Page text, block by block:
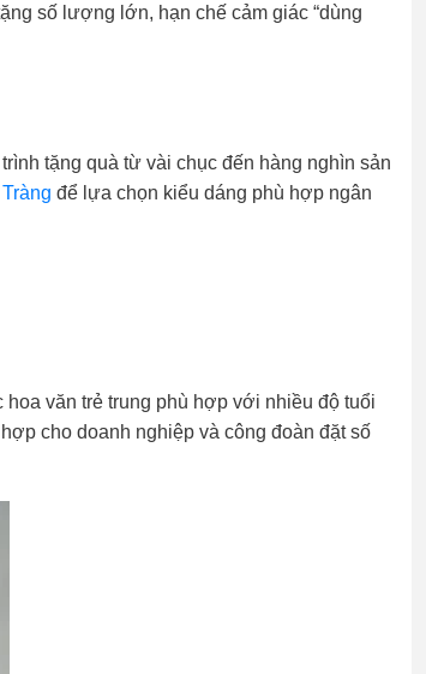
số lượng lớn, hạn chế cảm giác “dùng
tặng quà từ vài chục đến hàng nghìn sản
để lựa chọn kiểu dáng phù hợp ngân
văn trẻ trung phù hợp với nhiều độ tuổi
cho doanh nghiệp và công đoàn đặt số